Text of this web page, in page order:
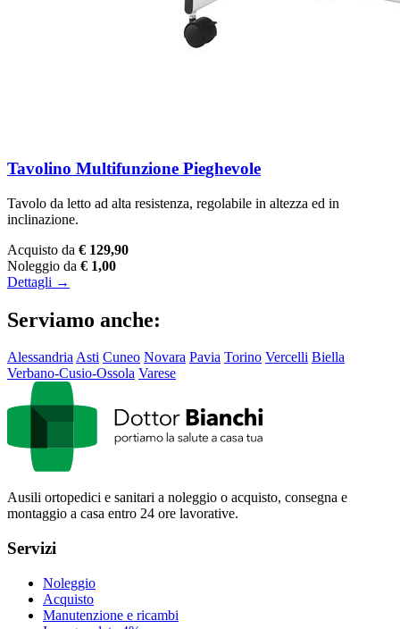
Tavolino Multifunzione Pieghevole
Tavolo da letto ad alta resistenza, regolabile in altezza ed in
inclinazione.
Acquisto da € 129,90
Noleggio da € 1,00
Dettagli →
Serviamo anche:
AlessandriaAsti Cuneo Novara Pavia Torino Vercelli Biella
Verbano-Cusio-Ossola Varese
Ausili ortopedici e sanitari a noleggio o acquisto, consegna e
montaggio a casa entro 24 ore lavorative.
Servizi
Noleggio
Acquisto
Manutenzione e ricambi